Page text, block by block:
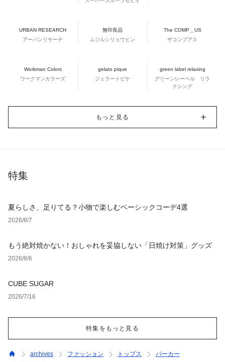
URBAN RESEARCH
アーバンリサーチ
無印良品
ムジルシリョウヒン
The COMP＿US
ザコンプアス
Workman Colors
ワークマンカラーズ
gelato pique
ジェラートピケ
green label relaxing
グリーンレーベル リラ
クシング
もっと見る
特集
夏らしさ、足りてる？小物で楽しむベーシックコーデ4選
2026/8/7
もう絶対焼かない！おしゃれを妥協しない「日焼け対策」グッズ
2026/8/6
CUBE SUGAR
2026/7/16
特集をもっと見る
archives ファッション トップス
パーカー